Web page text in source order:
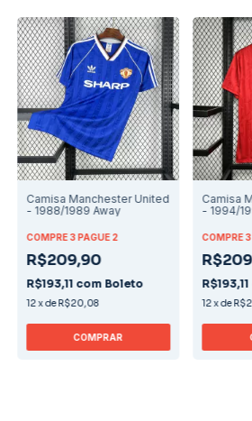
Camisa Manchester United
- 1988/1989 Away
COMPRE 3 PAGUE 2
R$209,90
R$193,11 com Boleto
12xdeR$20,08
COMPRAR
Camisa
- 1994/
COMPRE
R$193,11
12xde